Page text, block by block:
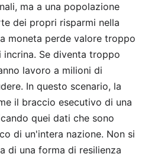
ma a una popolazione
dei propri risparmi nella
moneta perde valore troppo
Se diventa troppo
lavoro a milioni di
In questo scenario, la
il braccio esecutivo di una
quei dati che sono
di un'intera nazione. Non si
di una forma di resilienza